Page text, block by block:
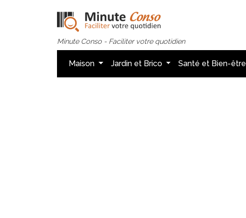
Minute Conso - Faciliter votre quotidien
Maison Jardin et Brico Santé et Bien-être